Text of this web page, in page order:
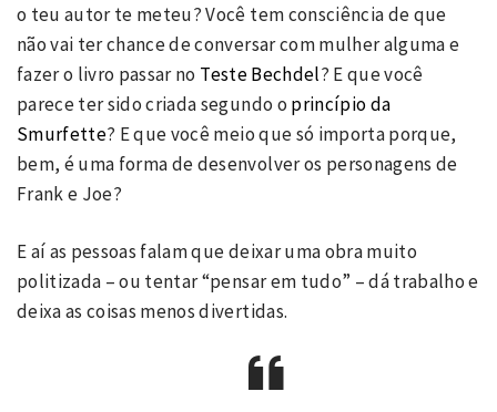
o teu autor te meteu? Você tem consciência de que
não vai ter chance de conversar com mulher alguma e
fazer o livro passar no Teste Bechdel? E que você
parece ter sido criada segundo o princípio da
Smurfette? E que você meio que só importa porque,
bem, é uma forma de desenvolver os personagens de
Frank e Joe?
E aí as pessoas falam que deixar uma obra muito
politizada – ou tentar “pensar em tudo” – dá trabalho e
deixa as coisas menos divertidas.